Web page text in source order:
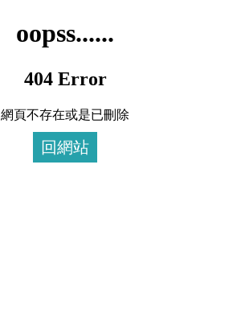
oopss......
404 Error
網頁不存在或是已刪除
回網站